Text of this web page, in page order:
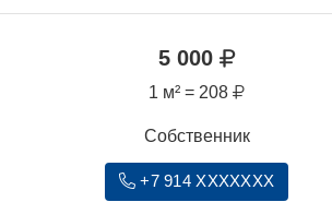
5 000
1 м² = 208
Собственник
+7 914 XXXXXXX